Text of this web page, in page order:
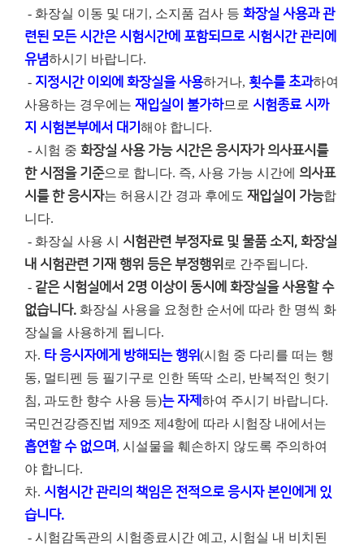
- 화장실 이동 및 대기, 소지품 검사 등 화장실 사용과 관
련된 모든 시간은 시험시간에 포함되므로 시험시간 관리에
유념하시기 바랍니다.
- 지정시간 이외에 화장실을 사용하거나, 횟수를 초과하여
사용하는 경우에는 재입실이 불가하므로 시험종료 시까
지 시험본부에서 대기 해야 합니다.
- 시험 중 화장실 사용 가능 시간은 응시자가 의사표시를
한 시점을 기준으로 합니다. 즉, 사용 가능 시간에 의사표
시를 한 응시자는 허용시간 경과 후에도 재입실이 가능합
니다.
- 화장실 사용 시 시험관련 부정자료 및 물품 소지, 화장실
내 시험관련 기재 행위 등은 부정행위 로 간주됩니다.
- 같은 시험실에서 2명 이상이 동시에 화장실을 사용할 수
없습니다. 화장실 사용을 요청한 순서에 따라 한 명씩 화
장실을 사용하게 됩니다.
자. 타 응시자에게 방해되는 행위(시험 중 다리를 떠는 행
동, 멀티펜 등 필기구로 인한 똑딱 소리, 반복적인 헛기
침, 과도한 향수 사용 등)는 자제 하여 주시기 바랍니다.
국민건강증진법 제9조 제4항에 따라 시험장 내에서는
흡연할 수 없으며, 시설물을 훼손하지 않도록 주의하여
야 합니다.
차. 시험시간 관리의 책임은 전적으로 응시자 본인에게 있
습니다.
- 시험감독관의 시험종료시간 예고, 시험실 내 비치된